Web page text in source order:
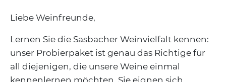
Liebe Weinfreunde,
Lernen Sie die Sasbacher Weinvielfalt kennen:
unser Probierpaket ist genau das Richtige für
all diejenigen, die unsere Weine einmal